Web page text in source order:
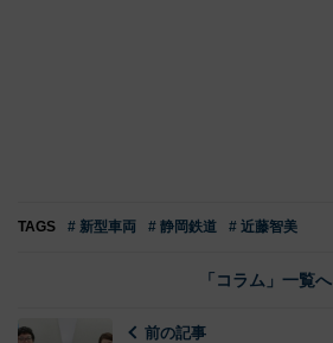
TAGS # 新型車両 # 静岡鉄道 # 近藤智美
「コラム」一覧へ
前の記事